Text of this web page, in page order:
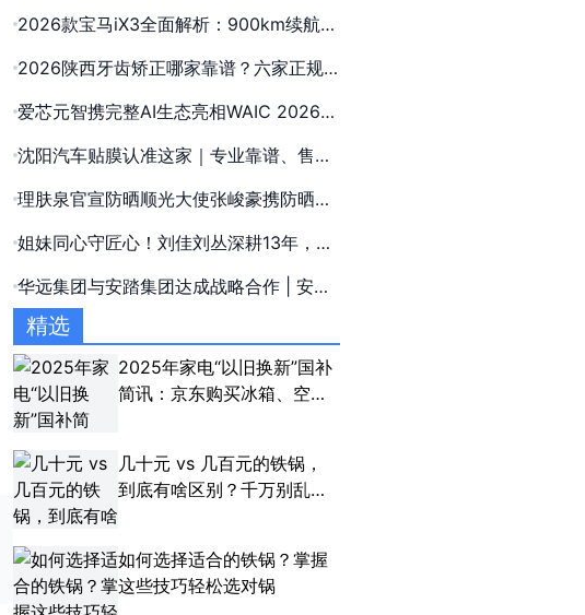
2026款宝马iX3全面解析：900km续航
2026陕西牙齿矫正哪家靠谱？六家正规
爱芯元智携完整AI生态亮相WAIC 2026，
沈阳汽车贴膜认准这家｜专业靠谱、售后
理肤泉官宣防晒顺光大使张峻豪携防晒家
姐妹同心守匠心！刘佳刘丛深耕13年，打
华远集团与安踏集团达成战略合作 | 安踏
全国首家多品牌集合旗舰店落地西单
精选
2025年家电“以旧换新”国补
简讯：京东购买冰箱、空
几十元 vs 几百元的铁锅，
到底有啥区别？千万别乱
如何选择适合的铁锅？掌握
这些技巧轻松选对锅